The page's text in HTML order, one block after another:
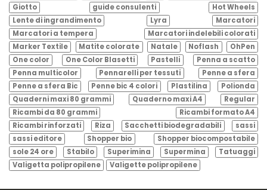
Giotto
guide consulenti
Hot Wheels
Lente di ingrandimento
Lyra
Marcatori
Marcatori a tempera
Marcatori indelebili colorati
Marker Textile
Matite colorate Natale Noflash
OhPen
One color
One Color Blasetti Pastelli
Penna a scatto
Penna multicolor
Pennarelli per tessuti
Penne a sfera
Penne a sfera Bic
Penne bic 4 colori Plastilina
Polionda
Quaderni maxi 80 grammi
Quaderno maxi A4
Regular
Ricambi da 80 grammi
Ricambi formato A4
Ricambi rinforzati
Riza Sacchetti biodegradabili
sassi
sassi editore
Shopper bio
Shopper biocompostabile
sole 24 ore
Stabilo Superimina Supermina
Tatuaggi
Valigetta polipropilene
Valigette polipropilene